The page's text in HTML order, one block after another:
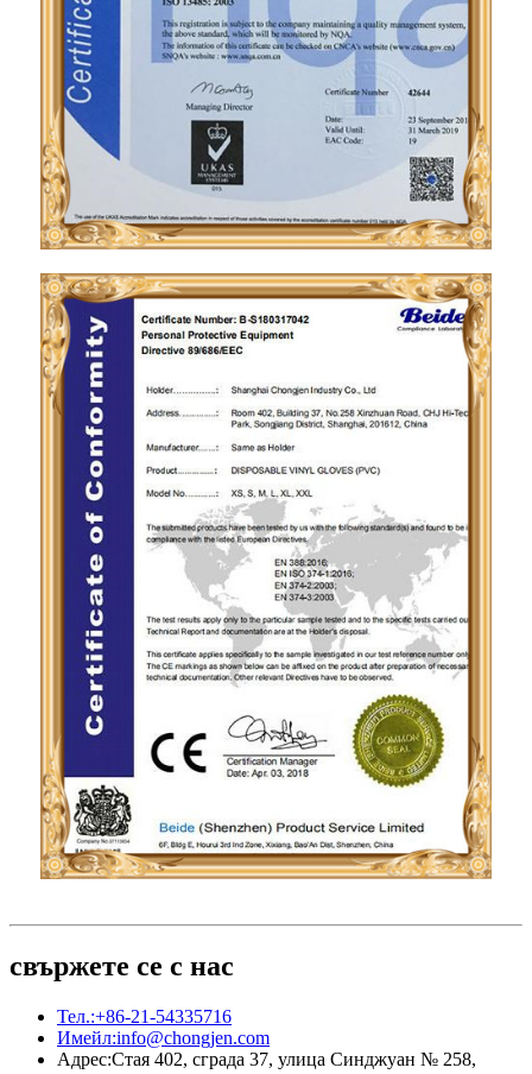
свържете се с нас
Тел.:+86-21-54335716
Имейл:info@chongjen.com
Адрес:Стая 402, сграда 37, улица Синджуан № 258,